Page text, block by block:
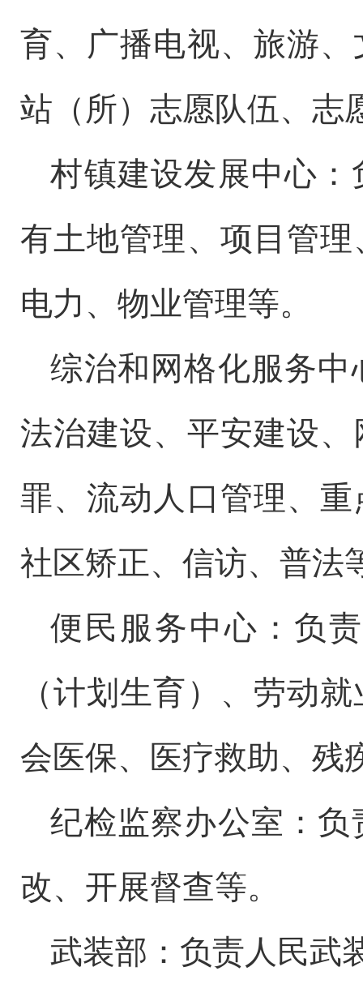
育、广播电视、旅游
站（所）志愿队伍、志
村镇建设发展中心：
有土地管理、项目管
电力、物业管理等。
综治和网格化服务中
法治建设、平安建设
罪、流动人口管理、 重
社区矫正、信访、普法
便民服务中心： 负责
（计划生育）、劳动
会医保、医疗救助、残
纪检监察办公室： 负
改、开展督查等。
武装部： 负责人民武